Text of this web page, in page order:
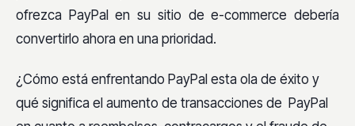
ofrezca PayPal en su sitio de e-commerce debería
convertirlo ahora en una prioridad.
¿Cómo está enfrentando PayPal esta ola de éxito y
qué significa el aumento de transacciones de PayPal